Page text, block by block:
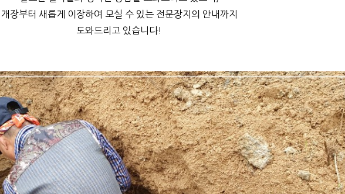
개장부터 새롭게 이장하여 모실 수 있는 전문장지의 안내까지
도와드리고 있습니다!